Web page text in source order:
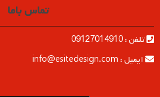
تماس باما
تلفن : 09127014910
ایمیل : info@esitedesign.com